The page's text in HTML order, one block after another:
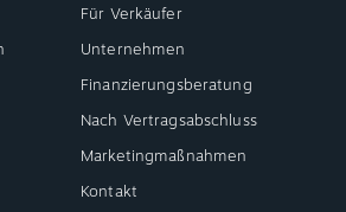
Für Verkäufer
Unternehmen
Finanzierungsberatung
Nach Vertragsabschluss
Marketingmaßnahmen
Kontakt